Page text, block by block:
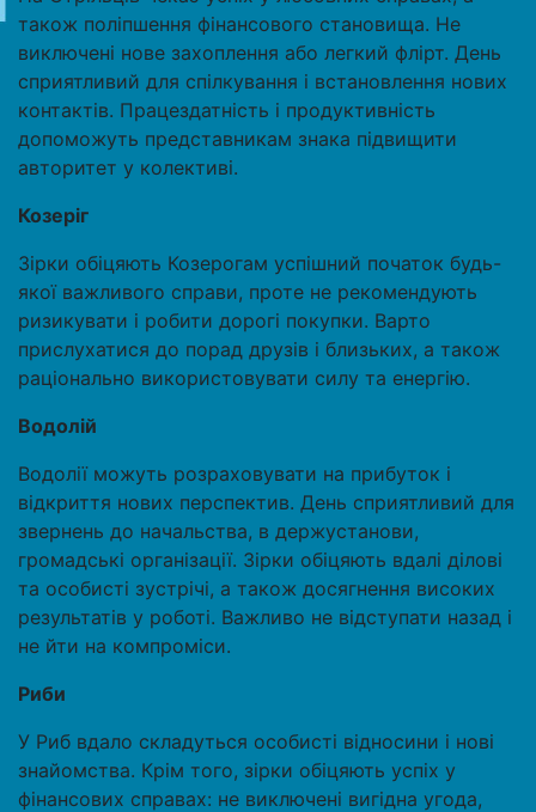
також поліпшення фінансового становища. Не
виключені нове захоплення або легкий флірт. День
сприятливий для спілкування і встановлення нових
контактів. Працездатність і продуктивність
допоможуть представникам знака підвищити
авторитет у колективі.
Козеріг
Зірки обіцяють Козерогам успішний початок будь-
якої важливого справи, проте не рекомендують
ризикувати і робити дорогі покупки. Варто
прислухатися до порад друзів і близьких, а також
раціонально використовувати силу та енергію.
Водолій
Водолії можуть розраховувати на прибуток і
відкриття нових перспектив. День сприятливий для
звернень до начальства, в держустанови,
громадські організації. Зірки обіцяють вдалі ділові
та особисті зустрічі, а також досягнення високих
результатів у роботі. Важливо не відступати назад і
не йти на компроміси.
Риби
У Риб вдало складуться особисті відносини і нові
знайомства. Крім того, зірки обіцяють успіх у
фінансових справах: не виключені вигідна угода,